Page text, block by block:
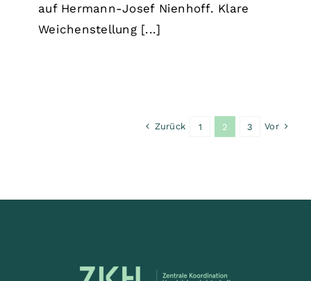
auf Hermann-Josef Nienhoff. Klare
Weichenstellung [...]
Zurück 1 2 3 Vor